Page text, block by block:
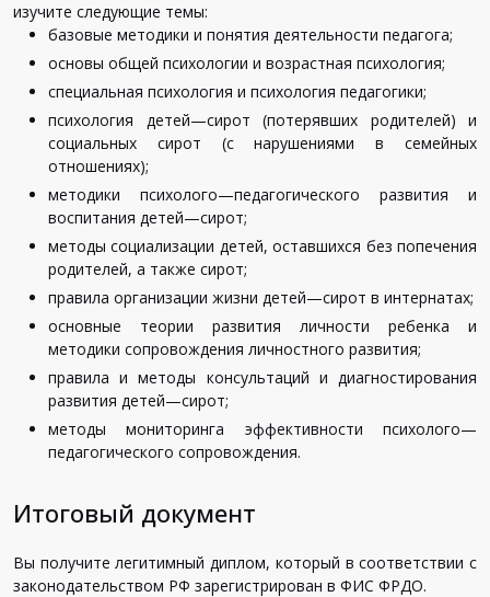
изучите следующие темы:
базовые методики и понятия деятельности педагога;
основы общей психологии и возрастная психология;
специальная психология и психология педагогики;
психология
детей—сирот (потерявших родителей) и
социальных
сирот (с нарушениями в
семейных
отношениях);
методики
психолого—педагогического развития
и
воспитания детей—сирот;
методы социализации детей,оставшихся без попечения
родителей, а также сирот;
правила организации жизни детей—сирот в интернатах;
основные
теории развития личности ребенка
и
методики сопровождения личностного развития;
правила и методы консультаций и диагностирования
развития детей—сирот;
методы
мониторинга эффективности психолого—
педагогического сопровождения.
Итоговый документ
Вы получите легитимный диплом, который в соответствии с
законодательством РФ зарегистрирован в ФИС ФРДО.